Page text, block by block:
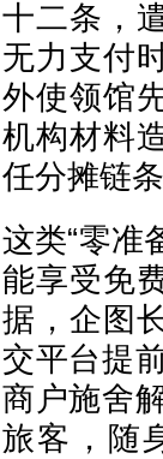
十二条，
无力支付
外使领馆
机构材料
任分摊链
这类“零准
能享受免
据，企图
交平台提
商户施舍
旅客，随